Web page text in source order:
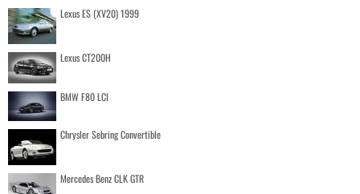
Lexus ES (XV20) 1999
Lexus CT200H
BMW F80 LCI
Chrysler Sebring Convertible
Mercedes Benz CLK GTR